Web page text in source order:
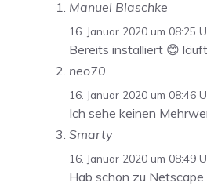
Manuel Blaschke
16. Januar 2020 um 08:25
Bereits installiert 😊
neo70
16. Januar 2020 um 08:46
Ich sehe keinen
Smarty
16. Januar 2020 um 08:49
Hab schon zu